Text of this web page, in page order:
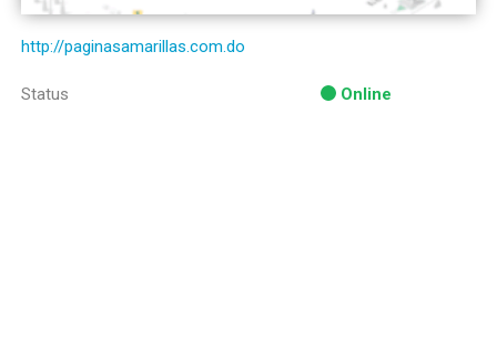
http://paginasamarillas.com.do
Status Online